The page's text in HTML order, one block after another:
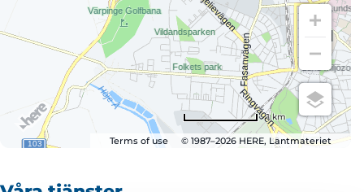
Terms of use © 1987–2026 HERE, Lantmateriet
1 km